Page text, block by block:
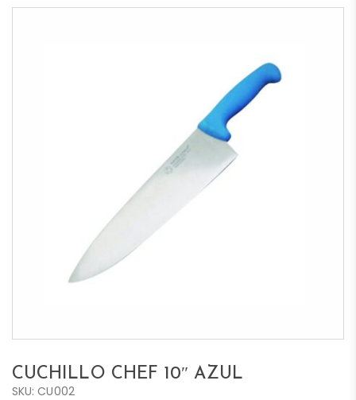
CUCHILLO CHEF 10″ AZUL
SKU: CU002